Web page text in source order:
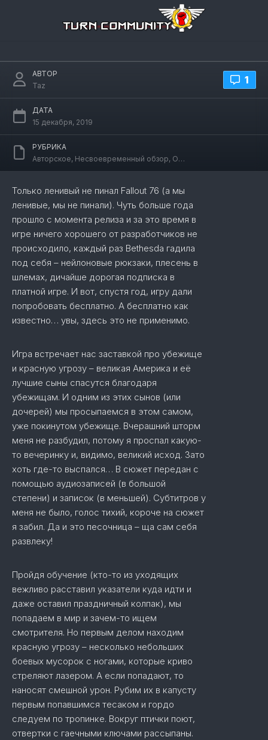
Обзор Fallout 76. “Не верю” (с)
1
АВТОР
Taz
ДАТА
15 декабря, 2019
РУБРИКА
Авторское, Несвоевременный обзор, Обзор
Только ленивый не пинал Fallout 76 (а мы
ленивые, мы не пинали). Чуть больше года
прошло с момента релиза и за это время в
игре ничего хорошего от разработчиков не
происходило, каждый раз Bethesda гадила
под себя – нейлоновые рюкзаки, плесень в
шлемах, дичайше дорогая подписка в
платной игре. И вот, спустя год, игру дали
попробовать бесплатно. А бесплатно как
известно… увы, здесь это не применимо.
Игра встречает нас заставкой про убежище
и красную угрозу – великая Америка и её
лучшие сыны спасутся благодаря
убежищам. И одним из этих сынов (или
дочерей) мы просыпаемся в этом самом,
уже покинутом убежище. Вчерашний шторм
меня не разбудил, потому я проспал какую-
то вечеринку и, видимо, великий исход. Зато
хоть где-то выспался… В сюжет передан с
помощью аудиозаписей (в большой
степени) и записок (в меньшей). Субтитров у
меня не было, голос тихий, короче на сюжет
я забил. Да и это песочница – ща сам себя
развлеку!
Пройдя обучение (кто-то из уходящих
вежливо расставил указатели куда идти и
даже оставил праздничный колпак), мы
попадаем в мир и зачем-то ищем
смотрителя. Но первым делом находим
красную угрозу – несколько небольших
боевых мусорок с ногами, которые криво
стреляют лазером. А если попадают, то
наносят смешной урон. Рубим их в капусту
первым попавшимся тесаком и гордо
следуем по тропинке. Вокруг птички поют,
отвертки с гаечными ключами рассыпаны.